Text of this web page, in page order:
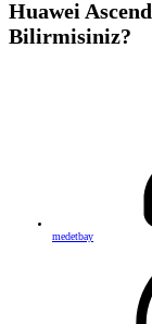
Huawei
Bilirmisiniz?
medetbay